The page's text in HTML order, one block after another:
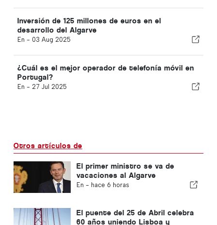
Inversión de 125 millones de euros en el
desarrollo del Algarve
En - 03 Aug 2025
¿Cuál es el mejor operador de telefonía móvil en
Portugal?
En - 27 Jul 2025
Otros artículos de
El primer ministro se va de
vacaciones al Algarve
En - hace 6 horas
El puente del 25 de Abril celebra
60 años uniendo Lisboa y